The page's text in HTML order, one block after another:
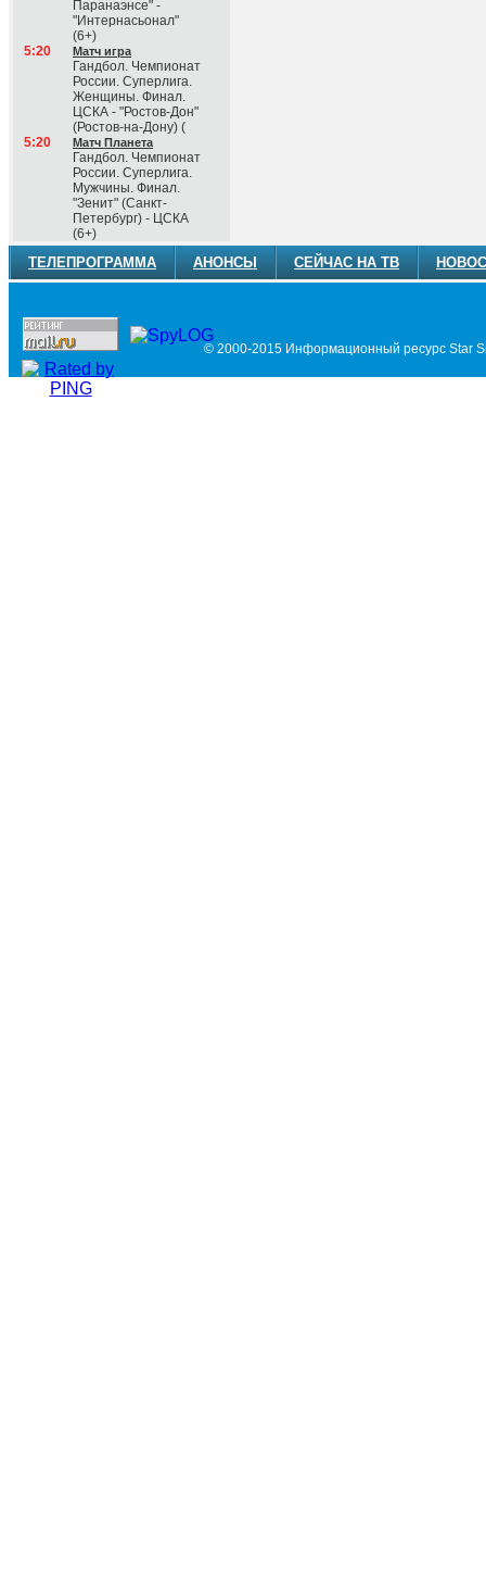
Паранаэнсе" -
"Интернасьонал"
(6+)
5:20
Матч игра
Гандбол. Чемпионат
России. Суперлига.
Женщины. Финал.
ЦСКА - "Ростов-Дон"
(Ростов-на-Дону) (
5:20
Матч Планета
Гандбол. Чемпионат
России. Суперлига.
Мужчины. Финал.
"Зенит" (Санкт-
Петербург) - ЦСКА
(6+)
ТЕЛЕПРОГРАММА АНОНСЫ СЕЙЧАС НА ТВ
© 2000-2015 Информационный ресурс Star